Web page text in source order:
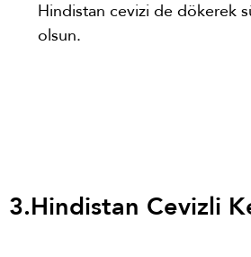
Hindistan cevizi de dökerek
olsun.
3.Hindistan Cevizli